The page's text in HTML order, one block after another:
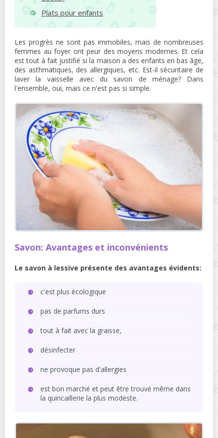
Plats pour enfants
Les progrès ne sont pas immobiles, mais de nombreuses
femmes au foyer ont peur des moyens modernes. Et cela
est tout à fait justifié si la maison a des enfants en bas âge,
des asthmatiques, des allergiques, etc. Est-il sécuritaire de
laver la vaisselle avec du savon de ménage? Dans
l'ensemble, oui, mais ce n'est pas si simple.
Savon: Avantages et inconvénients
Le savon à lessive présente des avantages évidents:
c'est plus écologique
pas de parfums durs
tout à fait avec la graisse,
désinfecter
ne provoque pas d'allergies
est bon marché et peut être trouvé même dans
la quincaillerie la plus modeste.